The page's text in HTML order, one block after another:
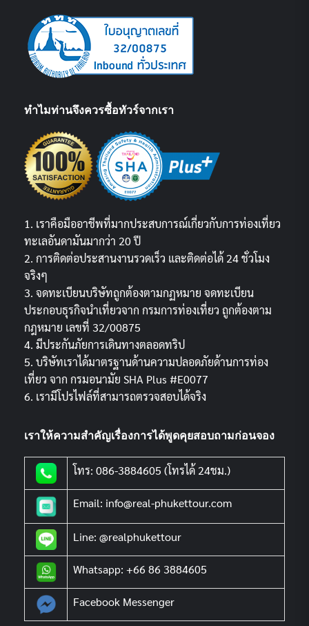
ทำไมท่านจึงควรซื้อทัวร์จากเรา
1. เราคือมืออาชีพที่มากประสบการณ์เกี่ยวกับการท่องเที่ยว
ทะเลอันดามันมากว่า 20 ปี
2. การติดต่อประสานงานรวดเร็ว และติดต่อได้ 24 ชั่วโมง
จริงๆ
3. จดทะเบียนบริษัทถูกต้องตามกฏหมาย จดทะเบียน
ประกอบธุรกิจนำเที่ยวจาก กรมการท่องเที่ยว ถูกต้องตาม
กฎหมาย เลขที่ 32/00875
4. มีประกันภัยการเดินทางตลอดทริป
5. บริษัทเราได้มาตรฐานด้านความปลอดภัยด้านการท่อง
เที่ยว จาก กรมอนามัย SHA Plus #E0077
6. เรามีโปรไฟล์ที่สามารถตรวจสอบได้จริง
เราให้ความสำคัญเรื่องการได้พูดคุยสอบถามก่อนจอง
โทร: 086-3884605 (โทรได้ 24ชม.)
Email: info@real-phukettour.com
Line: @realphukettour
Whatsapp: +66 86 3884605
Facebook Messenger